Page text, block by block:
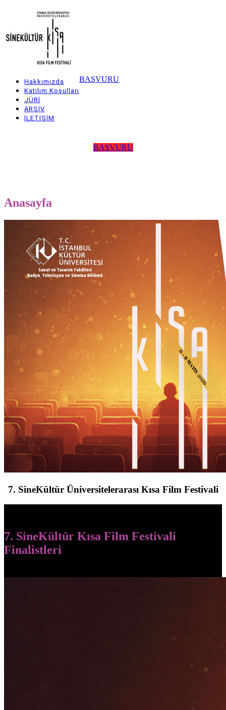
content
Main
navigation
Hakkımızda
Katılım Koşulları
JÜRİ
ARŞİV
İLETİŞİM
BAŞVURU
BAŞVURU
Anasayfa
7. SineKültür Üniversitelerarası Kısa Film Festivali
7. SineKültür Kısa Film Festivali
Finalistleri